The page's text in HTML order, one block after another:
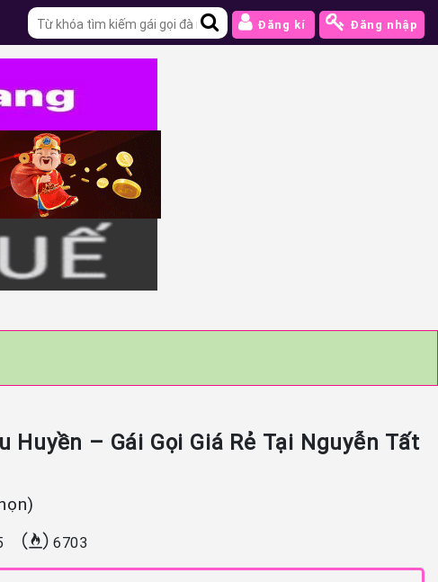
Đăng kí Đăng nhập
Huyền – Gái Gọi Giá Rẻ Tại Nguyễn Tất
6703